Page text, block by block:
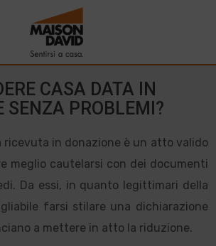
CASA DATA IN
SENZA PROBLEMI?
ricevuta in donazione è un atto valido
meglio cautelarsi con dei documenti
Da essi, in quanto legittimari della
farsi stilare una dichiarazione
a mettere in atto la riduzione.